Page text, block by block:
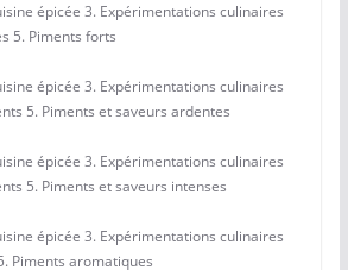
épicée 3. Expérimentations culinaires
5. Piments forts
épicée 3. Expérimentations culinaires
5. Piments et saveurs ardentes
épicée 3. Expérimentations culinaires
5. Piments et saveurs intenses
épicée 3. Expérimentations culinaires
Piments aromatiques